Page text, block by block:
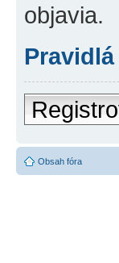
objavia.
Obsah fóra